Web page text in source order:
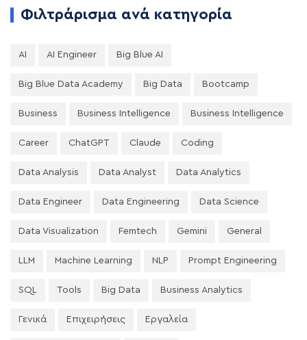
Φιλτράρισμα ανά κατηγορία
AI AI Engineer Big Blue AI
Big Blue Data Academy Big Data Bootcamp
Business Business Intelligence Business Intelligence
Career ChatGPT Claude Coding
Data Analysis Data Analyst Data Analytics
Data Engineer Data Engineering Data Science
Data Visualization Femtech Gemini General
LLM Machine Learning NLP Prompt Engineering
SQL Tools Big Data Business Analytics
Γενικά Επιχειρήσεις Εργαλεία